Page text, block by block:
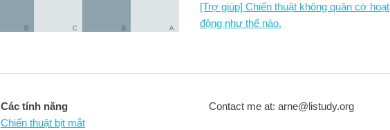
A
B
C
D
[Trợ giúp] Chiến thuật không quân cờ hoạt
động như thế nào.
Các tính năng
Chiến thuật bịt mắt
Contact me at: arne@listudy.org